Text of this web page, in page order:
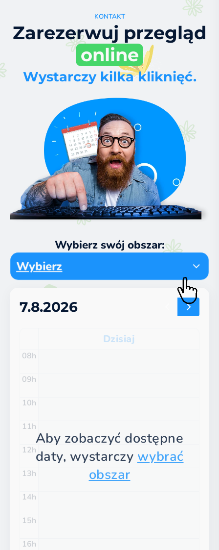
KONTAKT
Zarezerwuj przegląd
online
Wystarczy kilka kliknięć.
Wybierz swój obszar:
Wybierz
7.8.2026
Dzisiaj
08
09
10
11
12
13
14
15
16
Aby zobaczyć dostępne
daty, wystarczy wybrać
obszar